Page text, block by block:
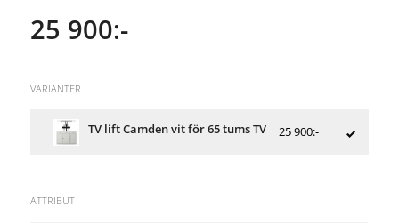
25 900:-
VARIANTER
TV lift Camden vit för 65 tums TV 25 900:-
ATTRIBUT